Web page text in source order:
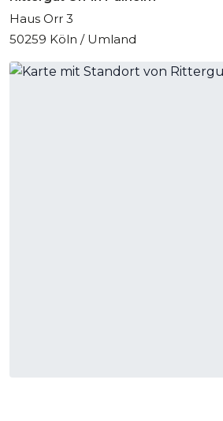
Haus Orr 3
50259 Köln / Umland